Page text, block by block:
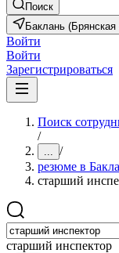
Поиск
Баклань (Брянская
Войти
Войти
Зарегистрироваться
Поиск
/
... /
резюме в
старший
старший инспектор